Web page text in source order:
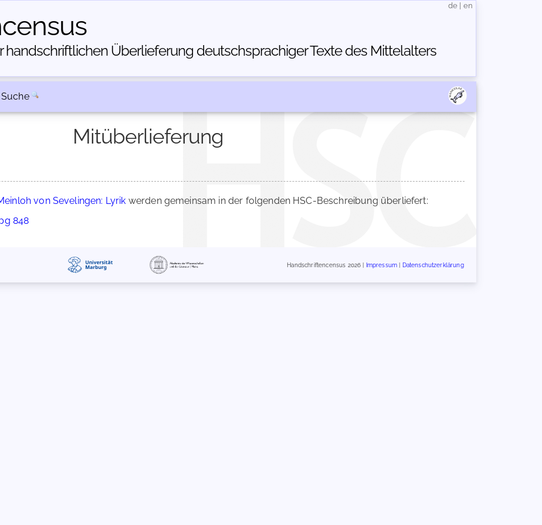
handschriftlichen Über­lieferung deutschsprachiger Texte des Mittelalters
de en
Suche
Mitüberlieferung
von Sevelingen: Lyrik werden gemeinsam in der folgenden HSC-Beschreibung überliefert:
848
Handschriftencensus 2026 | Impressum Datenschutzerklärung